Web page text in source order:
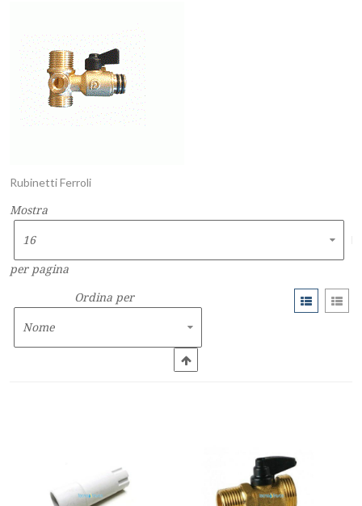
Rubinetti Ferroli
Mostra
per pagina
Ordina per